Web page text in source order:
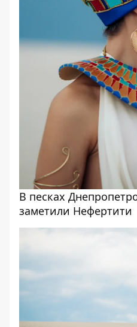
В песках
заметили Нефертити